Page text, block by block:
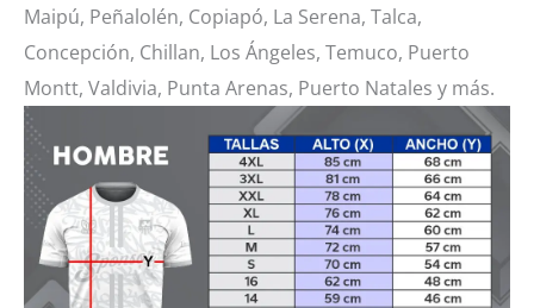
Maipú, Peñalolén, Copiapó, La Serena, Talca,
Concepción, Chillan, Los Ángeles, Temuco, Puerto
Montt, Valdivia, Punta Arenas, Puerto Natales y más.